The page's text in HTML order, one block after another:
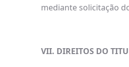
mediante solicitação
VII. DIREITOS DO